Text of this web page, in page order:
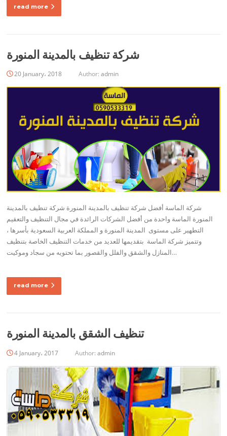
read more
شركة تنظيف بالمدينة المنورة
20 January، 2018 Author:admin
شركة الماسة أفضل شركة تنظيف بالمدينة المنورة شركة تنظيف بالمدينة
المنورة الماسة واحدة من أفضل الشركات الرائدة في مجال التنظيف والتعقيم
التطهير على مستوى المدينة المنورة و المملكة العربية السعودية بأسرها ،
وتتميز شركة الماسة بتقديمها للعديد من خدمات التنظيف الخاصة بتنظيف
المنازل والشقق والفلل والقصور بما تحتويه من سجاد وموكيت…
read more
تنظيف الشقق بالمدينة المنورة
4 January، 2017 Author:admin